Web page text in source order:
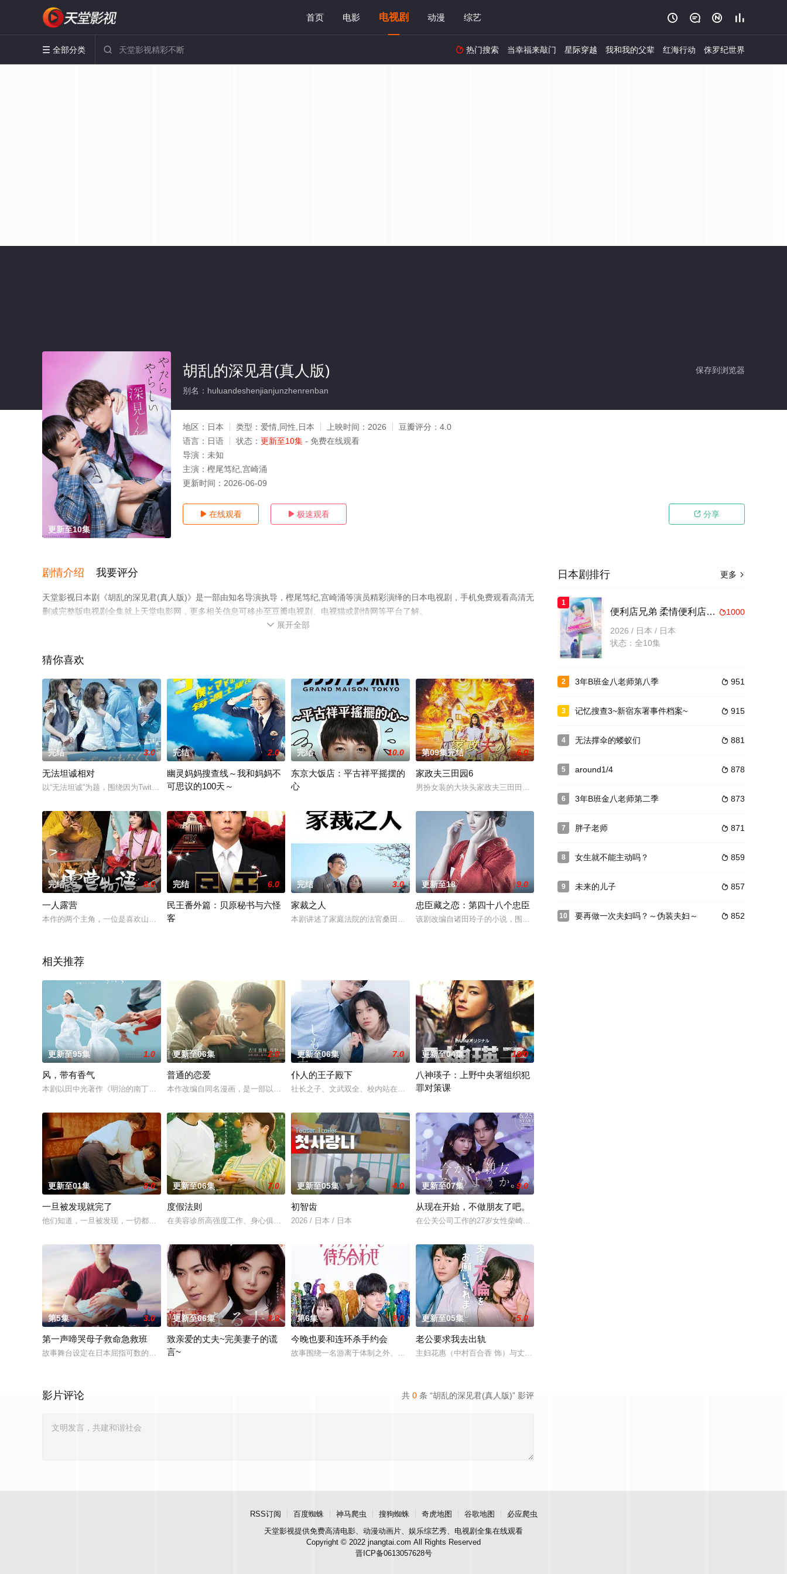
首页 电影 电视剧 动漫 综艺    
 全部分类   热门搜索 当幸福来敲门 星际穿越 我和我的父辈 红海行动 侏罗纪世界
更新至10集
保存到浏览器
胡乱的深见君(真人版)
别名：huluandeshenjianjunzhenrenban
地区： 日本 类型： 爱情,同性,日本 上映时间： 2026 豆瓣评分： 4.0
语言： 日语 状态： 更新至10集 - 免费在线观看
导演： 未知
主演： 樫尾笃纪,宫崎涌
更新时间： 2026-06-09
 在线观看  极速观看  分享
剧情介绍 我要评分
天堂影视日本剧《胡乱的深见君(真人版)》是一部由知名导演执导，樫尾笃纪,宫崎涌等演员精彩演绎的日本电视剧，手机免费观看高清无
删减完整版电视剧全集就上天堂电影网，更多相关信息可移步至豆瓣电视剧、电视猫或剧情网等平台了解。
 展开全部
猜你喜欢
完结 3.0
无法坦诚相对
以“无法坦诚”为题，围绕因为Twitter而结识的五位年轻人的故事。Twitter名为Haru（上野树里 饰）的水野月子是
完结 2.0
幽灵妈妈搜查线～我和妈妈不
可思议的100天～
效力于生活安全课的蝶子（仲间由纪惠 饰）是一位开朗乐观的女警察，她和经营照相馆的丈夫上原航平（泽村一树 饰）以及继女葵（志
完结 10.0
东京大饭店：平古祥平摇摆的
心
平古在一流酒店的自助餐厅担任厨师长，心中却总有一些不如意，因为作为厨师、他却不能做自己想做的料理。在纠结之中，他回想起了三
第09集完结 6.0
家政夫三田园6
男扮女装的大块头家政夫三田田三，即田园薰，窥探被派遣的家庭的内情，就连盘踞在那里的“根深蒂固的污秽
完结 8.0
一人露营
本作的两个主角，一位是喜欢山林的年轻小伙，一位是喜欢大海的妙龄少女。二人的故事交替进行，如平行线般贯穿全片。没有终点也没有
完结 6.0
民王番外篇：贝原秘书与六怪
客
完结 3.0
家裁之人
本剧讲述了家庭法院的法官桑田义雄（船越英一郎饰演）及他的同事们，为了拯救一名迷途少年，不辞辛苦努力查证，最终让少年道出实情
更新至18 9.0
忠臣藏之恋：第四十八个忠臣
该剧改编自诸田玲子的小说，围绕着一个爱上赤穂浪士的女性展开，描写了主人公充满波折的一生。
相关推荐
更新至95集 1.0
风，带有香气
本剧以田中光著作《明治的南丁格尔 大关和物语》为原案，取材自日本首位专业女护士大关和与铃木雅的真实经历，描绘了她们推动护士
更新至06集 2.0
普通的恋爱
本作改编自同名漫画，是一部以处于上下级关系的文原一良与东庆伊为中心，讲述这两个笨拙之人寻觅属于自己幸福历程的爱情故事。一良
更新至06集 7.0
仆人的王子殿下
社长之子、文武双全、校内站在金字塔顶端的五藤直也（小川饰），以及每天被他使唤来使唤去、身处底层阴角的高明（濑户饰）。即使面
更新至04集 10.0
八神瑛子：上野中央署组织犯
罪对策课
更新至01集 8.0
一旦被发现就完了
他们知道，一旦被发现，一切都会结束。 一对高中情侣努力守护他们的秘密恋情， 在嫉妒、误解和被发现的恐惧中艰难前行。 他们的
更新至06集 7.0
度假法则
在美容诊所高强度工作、身心俱疲的星野绿（桥本环奈 饰），因诊所突然倒闭而失业。在哥哥的建议下，她来到已故祖母留下的海边别墅
更新至05集 4.0
初智齿
2026 / 日本 / 日本
更新至07集 9.0
从现在开始，不做朋友了吧。
在公关公司工作的27岁女性柴崎希麻里性格开朗直率，却因与历任男友在性生活的不合而深陷情感创伤。面对
第5集 3.0
第一声啼哭母子救命急救班
故事舞台设定在日本屈指可数的顶级豪华医院“圣菲奥娜医院”。少子化、医生短缺、地方产科接连关闭……在令和时代的当下，守护母婴
更新至06集 3.0
致亲爱的丈夫~完美妻子的谎
言~
第6集 9.0
今晚也要和连环杀手约会
故事围绕一名游离于体制之外、孤傲冷峻的“独狼”刑警，与一位拥有特异功能的神秘密友展开。女主角黑井雏田只要触碰杀手，眼前便会
更新至05集 5.0
老公要求我去出轨
主妇花惠（中村百合香 饰）与丈夫弘树（佐野玲於 饰）及4岁女儿看似幸福，却面临着丧偶式育儿与长达5年的
共 0 条 “胡乱的深见君(真人版)” 影评
影片评论
更多 
日本剧排行
1
1000
便利店兄弟 柔情便利店门司港小金村门市
2026 / 日本 / 日本
状态：全10集
2  951
3年B班金八老师第八季
3  915
记忆搜查3~新宿东署事件档案~
4  881
无法撑伞的蝼蚁们
5  878
around1/4
6  873
3年B班金八老师第二季
7  871
胖子老师
8  859
女生就不能主动吗？
9  857
未来的儿子
10  852
要再做一次夫妇吗？～伪装夫妇～
RSS订阅 百度蜘蛛 神马爬虫 搜狗蜘蛛 奇虎地图 谷歌地图
必应爬虫
天堂影视提供免费高清电影、动漫动画片、娱乐综艺秀、电视剧全集在线观看
Copyright © 2022 jnangtai.com All Rights Reserved
晋ICP备0613057628号